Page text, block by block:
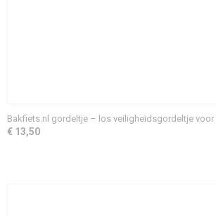
Bakfiets.nl gordeltje – los veiligheidsgordeltje
€ 13,50